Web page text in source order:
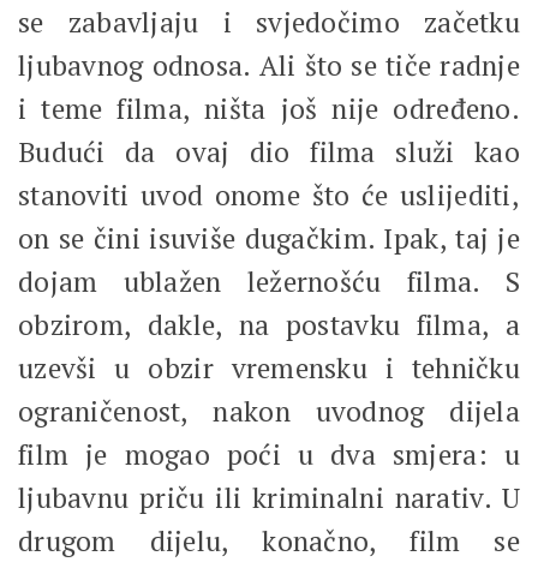
se zabavljaju i svjedočimo začetku
ljubavnog odnosa. Ali što se tiče radnje
i teme filma, ništa još nije određeno.
Budući da ovaj dio filma služi kao
stanoviti uvod onome što će uslijediti,
on se čini isuviše dugačkim. Ipak, taj je
dojam ublažen ležernošću filma. S
obzirom, dakle, na postavku filma, a
uzevši u obzir vremensku i tehničku
ograničenost, nakon uvodnog dijela
film je mogao poći u dva smjera: u
ljubavnu priču ili kriminalni narativ. U
drugom dijelu, konačno, film se